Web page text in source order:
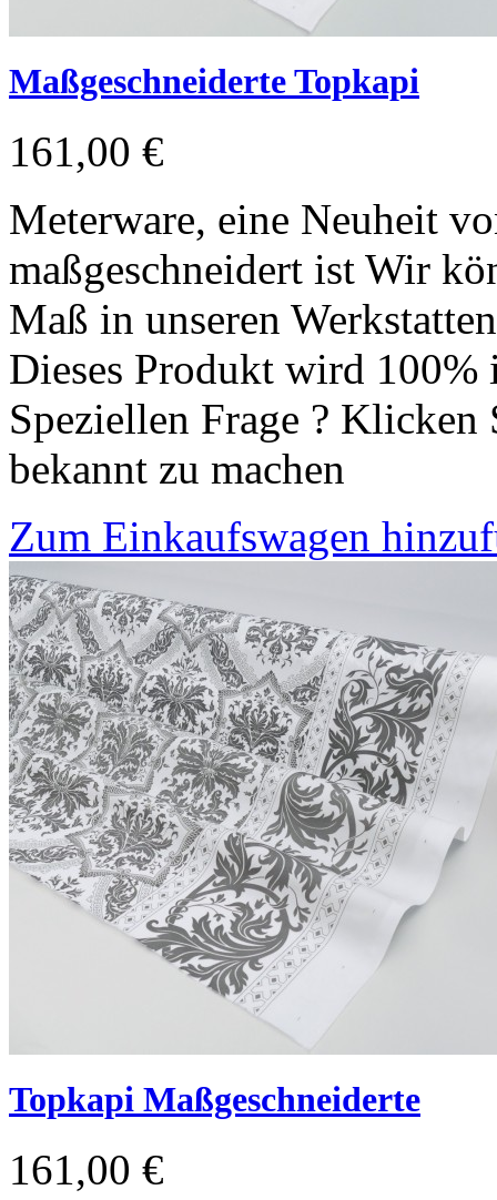
Maßgeschneiderte Topkapi
161,00 €
Meterware, eine Neuheit
maßgeschneidert ist Wir
Maß in unseren
Dieses Produkt wird
Speziellen Frage ?
bekannt zu machen
Zum Einkaufswagen
Topkapi Maßgeschneiderte
161,00 €